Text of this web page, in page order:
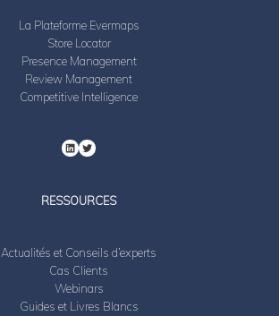
La Plateforme Evermaps
Store Locator
Presence Management
Review Management
Competitive Intelligence
RESSOURCES
Actualités et Conseils d’experts
Cas Clients
Webinars
Guides et Livres Blancs